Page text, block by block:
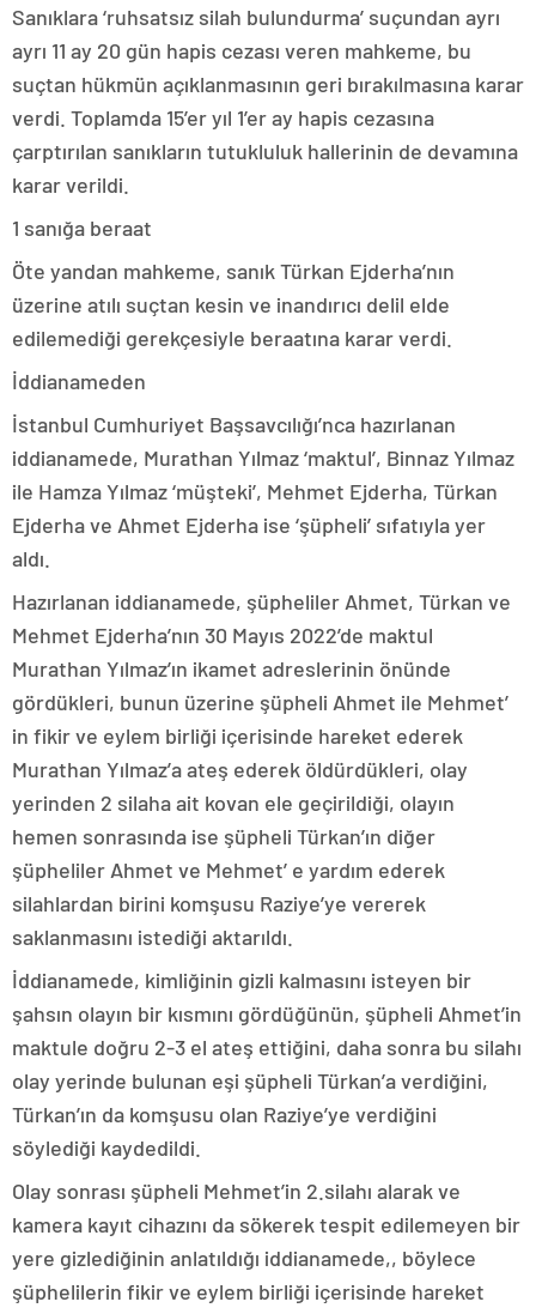
Sanıklara ‘ruhsatsız silah bulundurma’ suçundan ayrı
ayrı 11 ay 20 gün hapis cezası veren mahkeme, bu
suçtan hükmün açıklanmasının geri bırakılmasına karar
verdi. Toplamda 15’er yıl 1’er ay hapis cezasına
çarptırılan sanıkların tutukluluk hallerinin de devamına
karar verildi.
1 sanığa beraat
Öte yandan mahkeme, sanık Türkan Ejderha’nın
üzerine atılı suçtan kesin ve inandırıcı delil elde
edilemediği gerekçesiyle beraatına karar verdi.
İddianameden
İstanbul Cumhuriyet Başsavcılığı’nca hazırlanan
iddianamede, Murathan Yılmaz ‘maktul’, Binnaz Yılmaz
ile Hamza Yılmaz ‘müşteki’, Mehmet Ejderha, Türkan
Ejderha ve Ahmet Ejderha ise ‘şüpheli’ sıfatıyla yer
aldı.
Hazırlanan iddianamede, şüpheliler Ahmet, Türkan ve
Mehmet Ejderha’nın 30 Mayıs 2022’de maktul
Murathan Yılmaz’ın ikamet adreslerinin önünde
gördükleri, bunun üzerine şüpheli Ahmet ile Mehmet’
in fikir ve eylem birliği içerisinde hareket ederek
Murathan Yılmaz’a ateş ederek öldürdükleri, olay
yerinden 2 silaha ait kovan ele geçirildiği, olayın
hemen sonrasında ise şüpheli Türkan’ın diğer
şüpheliler Ahmet ve Mehmet’ e yardım ederek
silahlardan birini komşusu Raziye’ye vererek
saklanmasını istediği aktarıldı.
İddianamede, kimliğinin gizli kalmasını isteyen bir
şahsın olayın bir kısmını gördüğünün, şüpheli Ahmet’in
maktule doğru 2-3 el ateş ettiğini, daha sonra bu silahı
olay yerinde bulunan eşi şüpheli Türkan’a verdiğini,
Türkan’ın da komşusu olan Raziye’ye verdiğini
söylediği kaydedildi.
Olay sonrası şüpheli Mehmet’in 2.silahı alarak ve
kamera kayıt cihazını da sökerek tespit edilemeyen bir
yere gizlediğinin anlatıldığı iddianamede,, böylece
şüphelilerin fikir ve eylem birliği içerisinde hareket